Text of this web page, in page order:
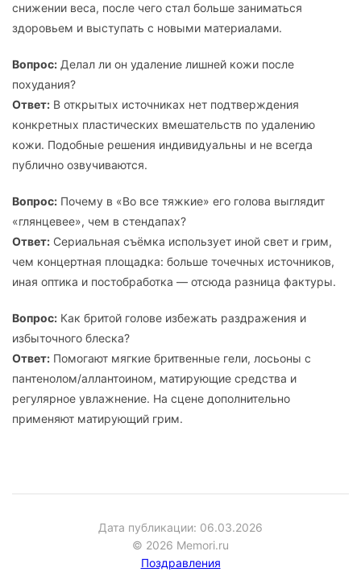
снижении веса, после чего стал больше заниматься
здоровьем и выступать с новыми материалами.
Вопрос: Делал ли он удаление лишней кожи после
похудания?
Ответ: В открытых источниках нет подтверждения
конкретных пластических вмешательств по удалению
кожи. Подобные решения индивидуальны и не всегда
публично озвучиваются.
Вопрос: Почему в «Во все тяжкие» его голова выглядит
«глянцевее», чем в стендапах?
Ответ: Сериальная съёмка использует иной свет и грим,
чем концертная площадка: больше точечных источников,
иная оптика и постобработка — отсюда разница фактуры.
Вопрос: Как бритой голове избежать раздражения и
избыточного блеска?
Ответ: Помогают мягкие бритвенные гели, лосьоны с
пантенолом/аллантоином, матирующие средства и
регулярное увлажнение. На сцене дополнительно
применяют матирующий грим.
Дата публикации: 06.03.2026
© 2026 Memori.ru
Поздравления